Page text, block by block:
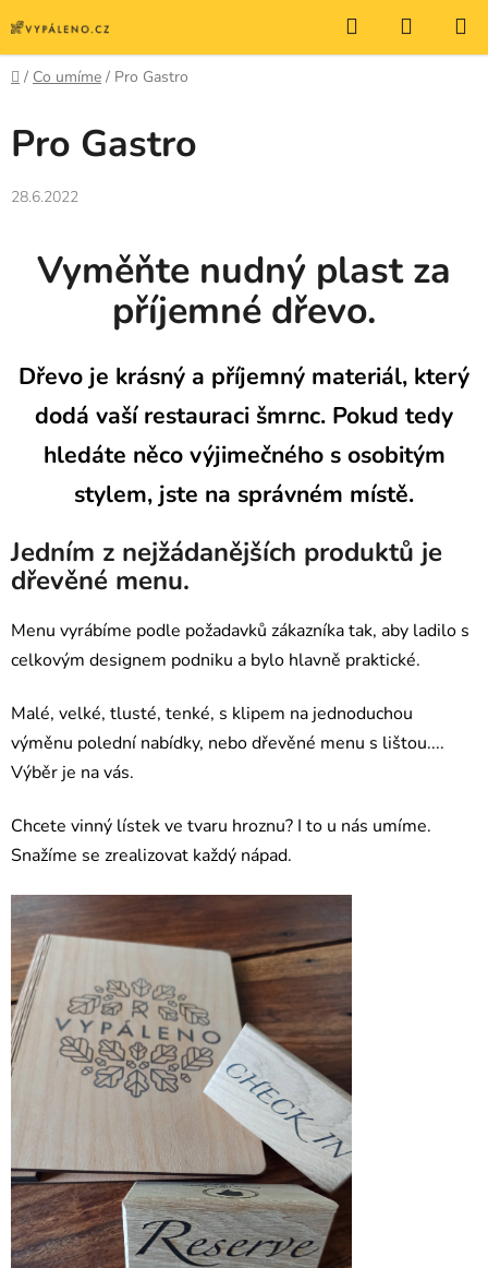
na
obsah
Hledat
KOŠÍK
Domů
/ Co umíme / Pro Gastro
Pro Gastro
28.6.2022
Vyměňte nudný plast za
příjemné dřevo.
Dřevo je krásný a příjemný materiál, který
dodá vaší restauraci šmrnc. Pokud tedy
hledáte něco výjimečného s osobitým
stylem, jste na správném místě.
Jedním z nejžádanějších produktů je
dřevěné menu.
Menu vyrábíme podle požadavků zákazníka tak, aby ladilo s
celkovým designem podniku a bylo hlavně praktické.
Malé, velké, tlusté, tenké, s klipem na jednoduchou
výměnu polední nabídky, nebo dřevěné menu s lištou....
Výběr je na vás.
Chcete vinný lístek ve tvaru hroznu? I to u nás umíme.
Snažíme se zrealizovat každý nápad.